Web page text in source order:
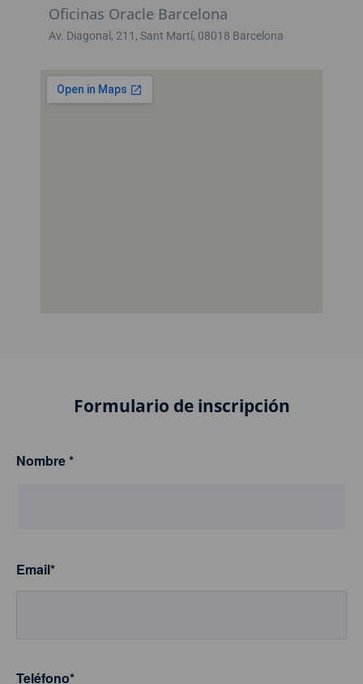
Oficinas Oracle Barcelona
Av. Diagonal, 211, Sant Martí, 08018 Barcelona
Formulario de inscripción
Nombre*
Email*
Teléfono*